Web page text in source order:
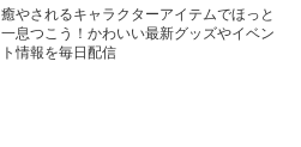
癒やされるキャラクターアイテムでほっと
一息つこう！かわいい最新グッズやイベン
ト情報を毎日配信